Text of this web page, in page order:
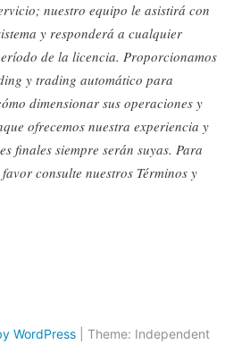
nuestro equipo le asistirá con
y responderá a cualquier
de la licencia. Proporcionamos
y trading automático para
dimensionar sus operaciones y
ofrecemos nuestra experiencia y
finales siempre serán suyas. Para
consulte nuestros Términos y
WordPress Theme: Independent